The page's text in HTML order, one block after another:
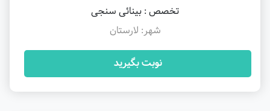
تخصص : بینائی سنجی
شهر: لارستان
نوبت بگیرید